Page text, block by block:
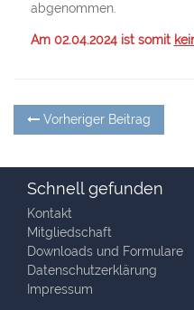
abgenommen.
Am 02.04.2024 ist somit
Vorheriger Beitrag
Schnell gefunden
Kontakt
Mitgliedschaft
Downloads und Formulare
Datenschutzerklärung
Impressum